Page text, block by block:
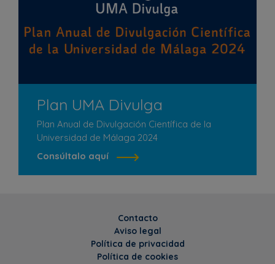
Plan UMA Divulga
Plan Anual de Divulgación Científica de la
Universidad de Málaga 2024
Consúltalo aquí
Contacto
Aviso legal
Política de privacidad
Política de cookies